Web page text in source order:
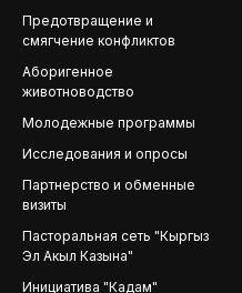
Предотвращение и
смягчение конфликтов
Аборигенное
животноводство
Молодежные программы
Исследования и опросы
Партнерство и обменные
визиты
Пасторальная сеть "Кыргыз
Эл Акыл Казына"
Инициатива "Кадам"